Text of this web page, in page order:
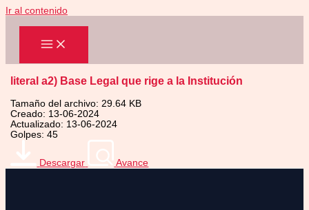
Ir al contenido
literal a2) Base Legal que rige a la Institución
Tamaño del archivo: 29.64 KB
Creado: 13-06-2024
Actualizado: 13-06-2024
Golpes: 45
Descargar Avance